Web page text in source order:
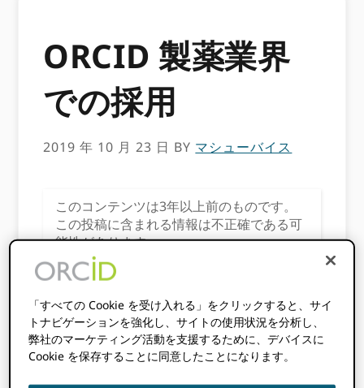
ORCID 製薬業界
での採用
2019 年 10 月 23 日 BY マシューバイス
このコンテンツは3年以上前のものです。
この投稿に含まれる情報は不正確である可
能性があります。
筆者
マットバ
イ、DataCiteのエ
グゼクティブディ
レクターおよび元
「すべての Cookie を受け入れる」をクリックすると、サイ
トナビゲーションを強化し、サイトの使用状況を分析し、
弊社のマーケティング活動を支援するために、デバイスに
Cookie を保存することに同意したことになります。